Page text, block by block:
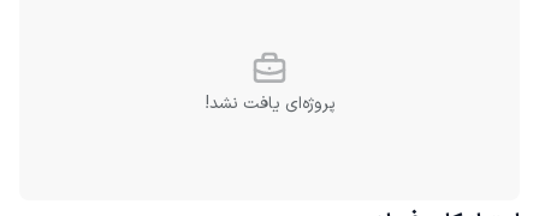
پروژه‌ای یافت نشد!